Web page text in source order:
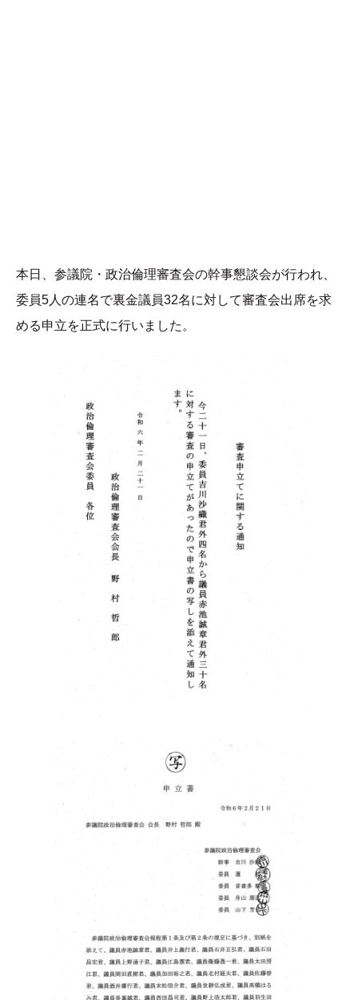
本日、参議院・政治倫理審査会の幹事懇談会が行われ、
委員5人の連名で裏金議員32名に対して審査会出席を求
める申立を正式に行いました。